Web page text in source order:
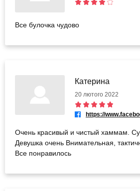
Все булочка чудово
Катерина
20 лютого 2022
Очень красивый и чистый хаммам.
Девушка очень Внимательная,
Все понравилось